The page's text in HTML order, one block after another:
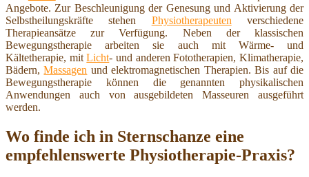
Angebote. Zur Beschleunigung der Genesung und Aktivierung der
Selbstheilungskräfte stehen Physiotherapeuten verschiedene
Therapieansätze zur Verfügung. Neben der klassischen
Bewegungstherapie arbeiten sie auch mit Wärme- und
Kältetherapie, mitLicht- und anderen Fototherapien, Klimatherapie,
Bädern,Massagen und elektromagnetischen Therapien. Bis auf die
Bewegungstherapie können die genannten physikalischen
Anwendungen auch von ausgebildeten Masseuren ausgeführt
werden.
Wo finde ich in Sternschanze eine
empfehlenswerte Physiotherapie-Praxis?